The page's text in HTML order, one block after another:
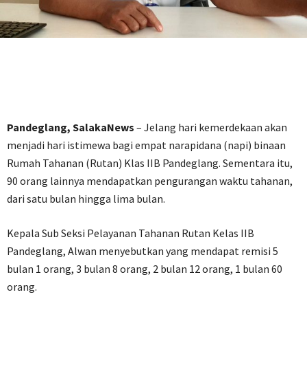
Pandeglang, SalakaNews – Jelang hari kemerdekaan akan
menjadi hari istimewa bagi empat narapidana (napi) binaan
Rumah Tahanan (Rutan) Klas IIB Pandeglang. Sementara itu,
90 orang lainnya mendapatkan pengurangan waktu tahanan,
dari satu bulan hingga lima bulan.
Kepala Sub Seksi Pelayanan Tahanan Rutan Kelas IIB
Pandeglang, Alwan menyebutkan yang mendapat remisi 5
bulan 1 orang, 3 bulan 8 orang, 2 bulan 12 orang, 1 bulan 60
orang.